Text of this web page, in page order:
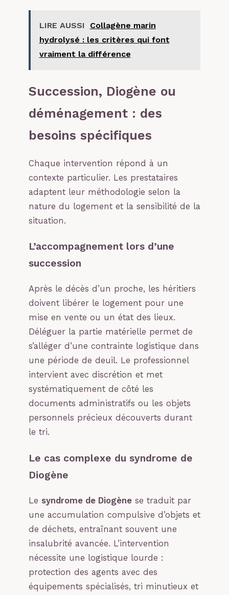
LIRE AUSSI
Collagène marin
hydrolysé : les critères qui font
vraiment la différence
Succession, Diogène ou
déménagement : des
besoins spécifiques
Chaque intervention répond à un
contexte particulier. Les prestataires
adaptent leur méthodologie selon la
nature du logement et la sensibilité de la
situation.
L’accompagnement lors d’une
succession
Après le décès d’un proche, les héritiers
doivent libérer le logement pour une
mise en vente ou un état des lieux.
Déléguer la partie matérielle permet de
s’alléger d’une contrainte logistique dans
une période de deuil. Le professionnel
intervient avec discrétion et met
systématiquement de côté les
documents administratifs ou les objets
personnels précieux découverts durant
le tri.
Le cas complexe du syndrome de
Diogène
Le syndrome de Diogène se traduit par
une accumulation compulsive d’objets et
de déchets, entraînant souvent une
insalubrité avancée. L’intervention
nécessite une logistique lourde :
protection des agents avec des
équipements spécialisés, tri minutieux et